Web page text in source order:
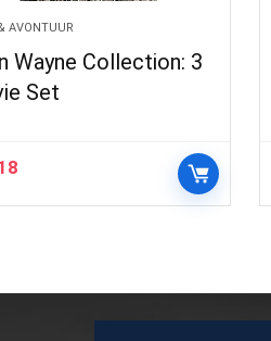
AVONTUUR
Wayne Collection: 3
Set